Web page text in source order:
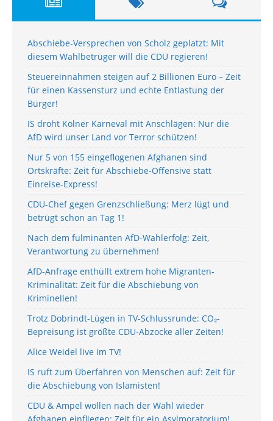
Abschiebe-Versprechen von Scholz geplatzt: Mit
diesem Wahlbetrüger will die CDU regieren!
Steuereinnahmen steigen auf 2 Billionen Euro – Zeit
für einen Kassensturz und echte Entlastung der
Bürger!
IS droht Kölner Karneval mit Anschlägen: Nur die
AfD wird unser Land vor Terror schützen!
Nur 5 von 155 eingeflogenen Afghanen sind
Ortskräfte: Zeit für Abschiebe-Offensive statt
Einreise-Express!
CDU-Chef gegen Grenzschließung: Merz lügt und
betrügt schon an Tag 1!
Nach dem fulminanten AfD-Wahlerfolg: Zeit,
Verantwortung zu übernehmen!
AfD-Anfrage enthüllt extrem hohe Migranten-
Kriminalität: Zeit für die Abschiebung von
Kriminellen!
Trotz Dobrindt-Lügen in TV-Schlussrunde: CO₂-
Bepreisung ist größte CDU-Abzocke aller Zeiten!
Alice Weidel live im TV!
IS ruft zum Überfahren von Menschen auf: Zeit für
die Abschiebung von Islamisten!
CDU & Ampel wollen nach der Wahl wieder
Afghanen einfliegen: Zeit für ein Asylmoratorium!